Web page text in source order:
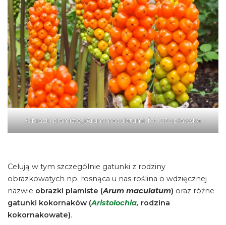
Obrazki plamiste, (Arum maculatum), fot. J.Popławska
Celują w tym szczególnie gatunki z rodziny
obrazkowatych np. rosnąca u nas roślina o wdzięcznej
nazwie obrazki plamiste (Arum maculatum) oraz różne
gatunki kokornaków (Aristolochia, rodzina
kokornakowate).